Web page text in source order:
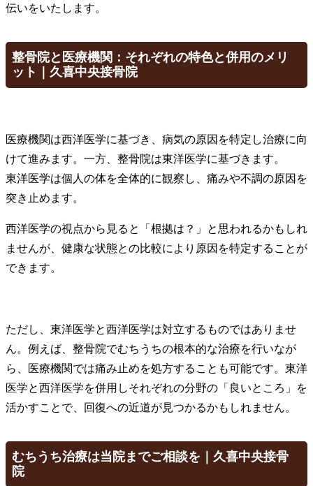
伝いをいたします。
整骨院と医療機関：それぞれの特色と併用のメリ
ット｜久喜中央接骨院
医療機関は西洋医学に基づき、病気の原因を特定し治療に向
けて進みます。一方、整骨院は東洋医学に基づきます。
東洋医学は個人の体を全体的に観察し、痛みや不調の原因を
突き止めます。
西洋医学の視点から見ると「根拠は？」と思われるかもしれ
ませんが、健康な状態との比較により原因を特定することが
できます。
ただし、東洋医学と西洋医学は対立するものではありませ
ん。例えば、整骨院でむちうちの根本的な治療を行いなが
ら、医療機関では痛み止めを処方することも可能です。東洋
医学と西洋医学を併用しそれぞれの分野の「良いところ」を
活かすことで、回復への近道が見つかるかもしれません。
むちうち治療は当院までご相談を｜久喜中央接骨
院